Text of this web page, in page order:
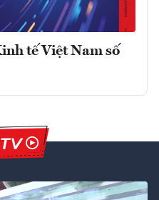
tế Việt Nam số